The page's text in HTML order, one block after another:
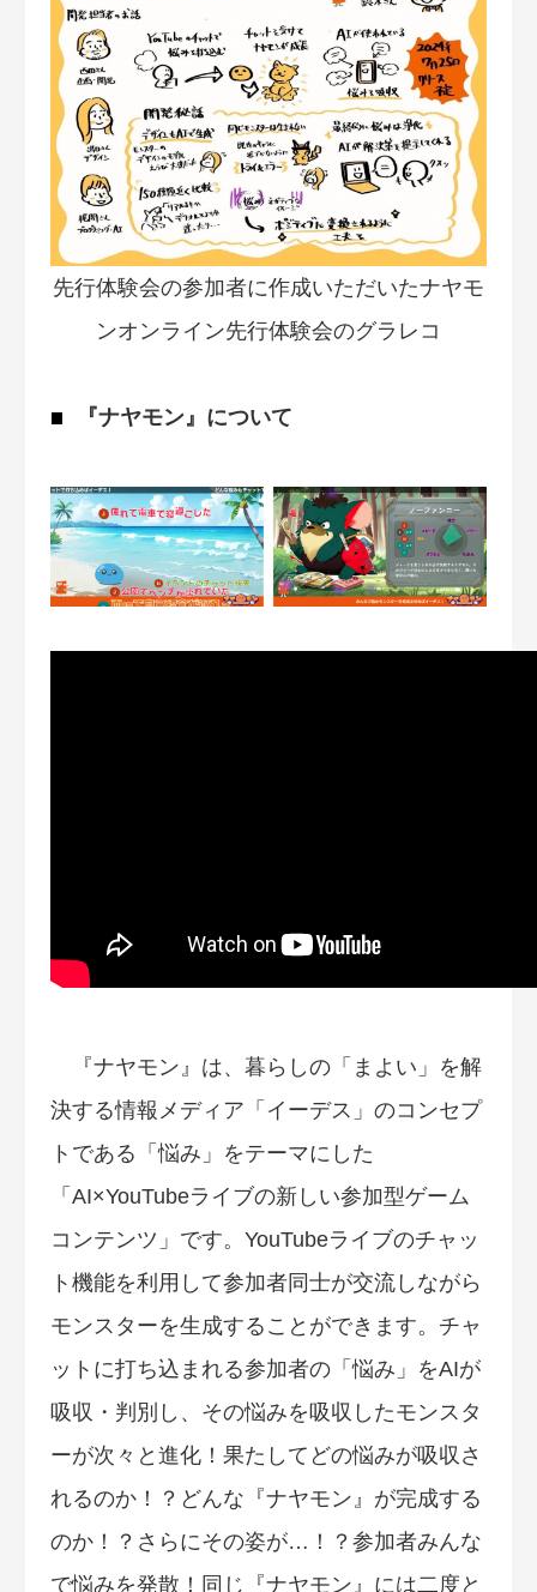
先行体験会の参加者に作成いただいたナヤモ
ンオンライン先行体験会のグラレコ
『ナヤモン』について
『ナヤモン』は、暮らしの「まよい」を解
決する情報メディア「イーデス」のコンセプ
トである「悩み」をテーマにした
「AI×YouTubeライブの新しい参加型ゲーム
コンテンツ」です。YouTubeライブのチャッ
ト機能を利用して参加者同士が交流しながら
モンスターを生成することができます。チャ
ットに打ち込まれる参加者の「悩み」をAIが
吸収・判別し、その悩みを吸収したモンスタ
ーが次々と進化！果たしてどの悩みが吸収さ
れるのか！？どんな『ナヤモン』が完成する
のか！？さらにその姿が…！？参加者みんな
で悩みを発散！同じ『ナヤモン』には二度と